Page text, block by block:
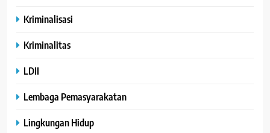
Kriminalisasi
Kriminalitas
LDII
Lembaga Pemasyarakatan
Lingkungan Hidup